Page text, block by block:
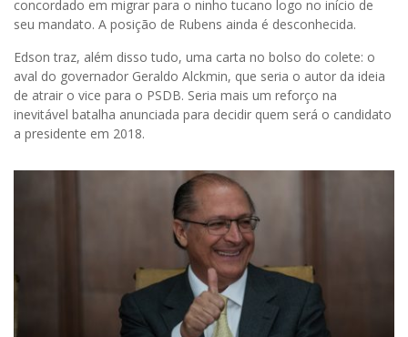
concordado em migrar para o ninho tucano logo no início de
seu mandato. A posição de Rubens ainda é desconhecida.
Edson traz, além disso tudo, uma carta no bolso do colete: o
aval do governador Geraldo Alckmin, que seria o autor da ideia
de atrair o vice para o PSDB. Seria mais um reforço na
inevitável batalha anunciada para decidir quem será o candidato
a presidente em 2018.